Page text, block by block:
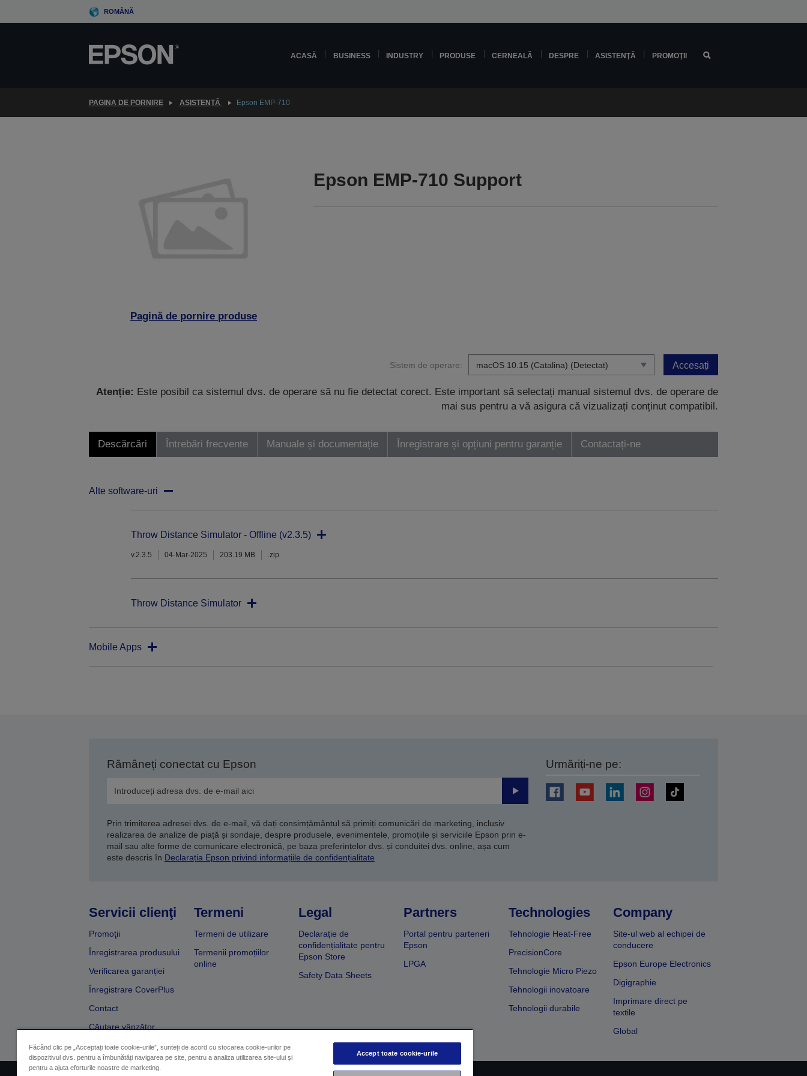
to
ROMÂNĂ
ACASĂ BUSINESS INDUSTRY PRODUSE CERNEALĂ DESPRE ASISTENŢĂ PROMOŢII
PAGINA DE PORNIRE ASISTENŢĂ Epson EMP-710
Pagină de pornire produse
Epson EMP-710 Support
Sistem de operare: Accesați
Atenție: Este posibil ca sistemul dvs. de operare să nu fie detectat corect. Este important să selectați manual sistemul dvs. de operare de
mai sus pentru a vă asigura că vizualizați conținut compatibil.
Descărcări Întrebări frecvente Manuale și documentație Înregistrare și opțiuni pentru garanție Contactați-ne
Alte software-uri
Throw Distance Simulator - Offline (v2.3.5)
v.2.3.5 04-Mar-2025 203.19 MB .zip
Throw Distance Simulator
Mobile Apps
Rămâneți conectat cu Epson
Trimiteți
Prin trimiterea adresei dvs. de e-mail, vă dați consimțământul să primiți comunicări de marketing, inclusiv
realizarea de analize de piață și sondaje, despre produsele, evenimentele, promoțiile și serviciile Epson prin e-
mail sau alte forme de comunicare electronică, pe baza preferințelor dvs. și conduitei dvs. online, așa cum
este descris în Declarația Epson privind informațiile de confidențialitate
Urmăriți-ne pe:
Servicii clienţi
Promoţii
Înregistrarea produsului
Verificarea garanției
Înregistrare CoverPlus
Contact
Căutare vânzător
Termeni
Termeni de utilizare
Termenii promoțiilor
online
Legal
Declarație de
confidențialitate pentru
Epson Store
Safety Data Sheets
Partners
Portal pentru parteneri
Epson
LPGA
Technologies
Tehnologie Heat-Free
PrecisionCore
Tehnologie Micro Piezo
Tehnologii inovatoare
Tehnologii durabile
Company
Site-ul web al echipei de
conducere
Epson Europe Electronics
Digigraphie
Imprimare direct pe
textile
Global
Făcând clic pe „Acceptați toate cookie-urile”, sunteți de acord cu stocarea cookie-urilor pe
dispozitivul dvs. pentru a îmbunătăți navigarea pe site, pentru a analiza utilizarea site-ului și
pentru a ajuta eforturile noastre de marketing.
Accept toate cookie-urile